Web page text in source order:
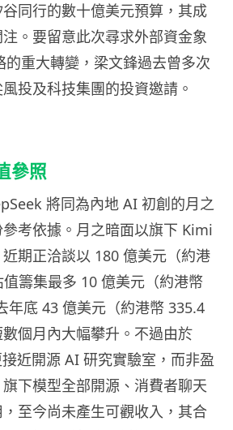
同行的數十億美元預算，其成
。要留意此次尋求外部資金象
的重大轉變，梁文鋒過去曾多次
投及科技集團的投資邀請。
參照
將同為內地 AI 初創的月之
考依據。月之暗面以旗下 Kimi
期正洽談以 180 億美元（約港
籌集最多 10 億美元（約港幣
年底 43 億美元（約港幣 335.4
個月內大幅攀升。不過由於
近開源 AI 研究實驗室，而非盈
下模型全部開源、消費者聊天
至今尚未產生可觀收入，其合